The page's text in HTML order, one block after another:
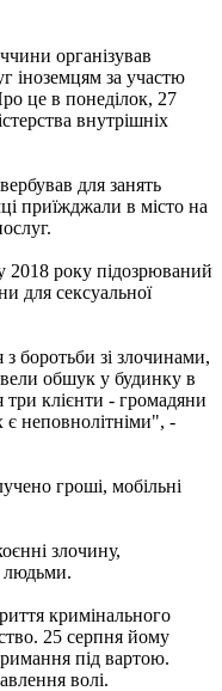
організував
іноземцям за участю
це в понеділок, 27
внутрішніх
для занять
приїжджали в місто на
2018 року підозрюваний
для сексуальної
боротьби зі злочинами,
обшук у будинку в
три клієнти - громадяни
є неповнолітніми", -
гроші, мобільні
злочину,
людьми.
кримінального
25 серпня йому
під вартою.
волі.